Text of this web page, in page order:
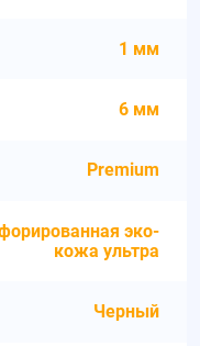
1 мм
6 мм
Premium
эко-
кожа ультра
Черный